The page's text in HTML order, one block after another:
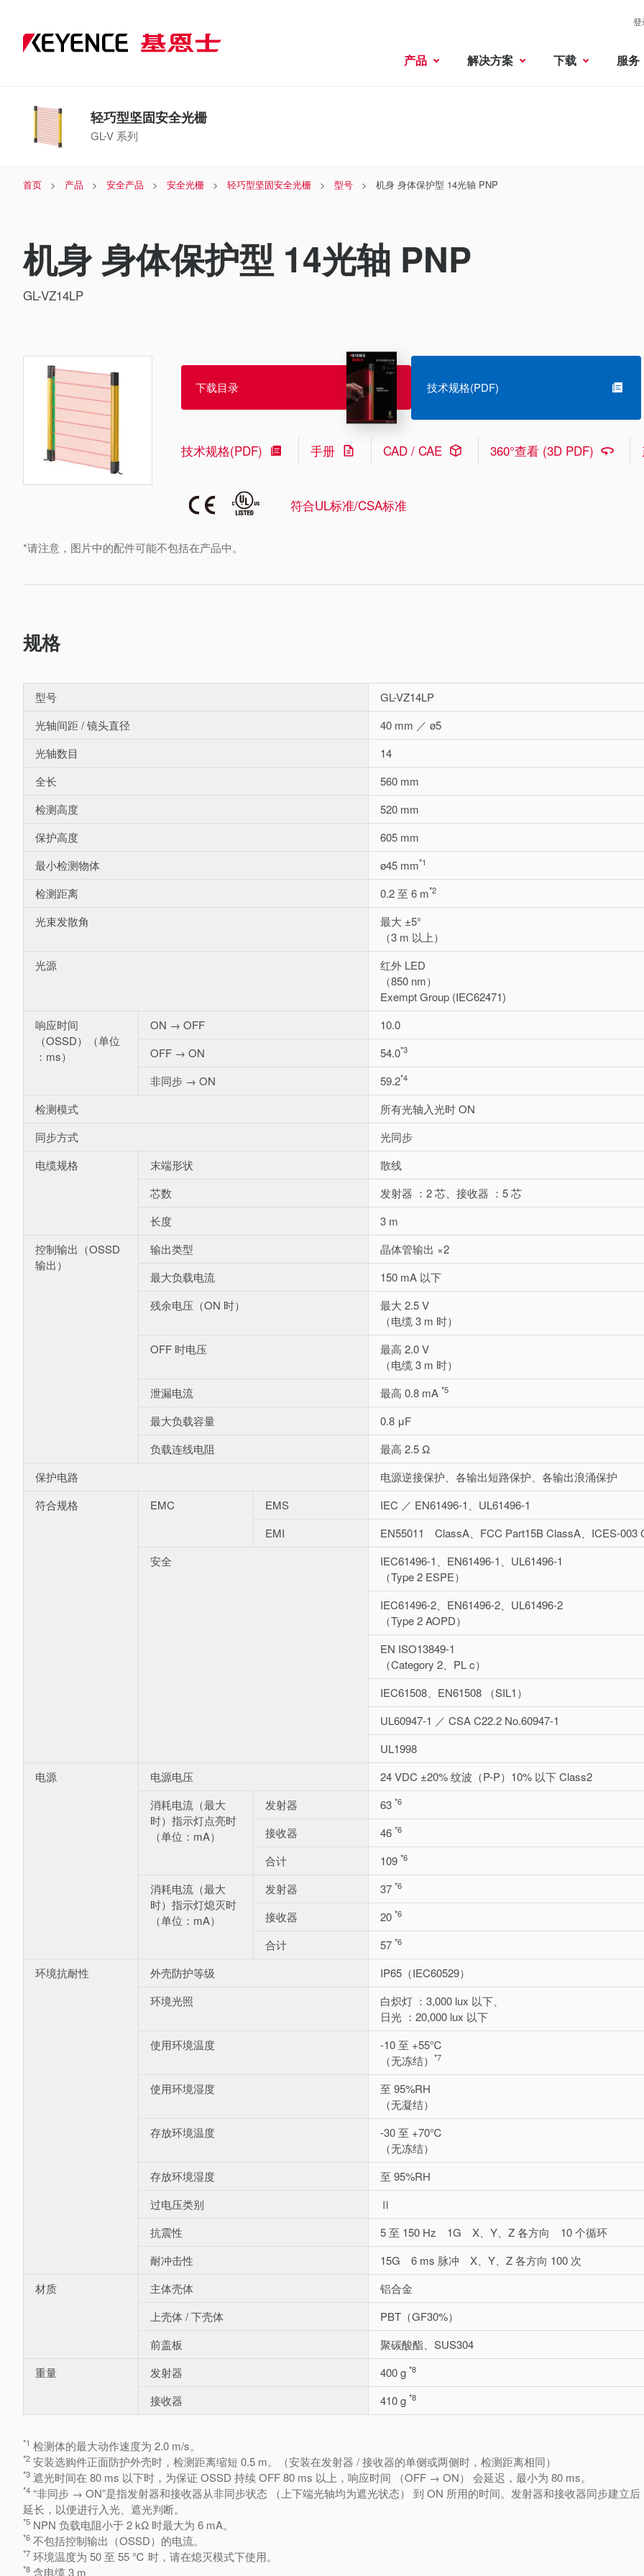
登
产品 解决方案 下载 服务
轻巧型坚固安全光栅
GL-V 系列
首页 产品 安全产品 安全光栅 轻巧型坚固安全光栅 型号 机身 身体保护型 14光轴 PNP
机身 身体保护型 14光轴 PNP
GL-VZ14LP
*请注意，图片中的配件可能不包括在产品中。
下载目录 技术规格(PDF)
技术规格(PDF) 手册 CAD / CAE 360°查看 (3D PDF)
符合UL标准/CSA标准
规格
型号
GL-VZ14LP
光轴间距 / 镜头直径
40 mm ／ ø5
光轴数目
14
全长
560 mm
检测高度
520 mm
保护高度
605 mm
最小检测物体
ø45 mm*1
检测距离 0.2 至 6 m*2
光束发散角
最大 ±5°
（3 m 以上）
光源
红外 LED
（850 nm）
Exempt Group (IEC62471)
响应时间
（OSSD）（单位
：ms）
ON → OFF
10.0
OFF → ON
54.0*3
非同步 → ON 59.2*4
检测模式
所有光轴入光时 ON
同步方式
光同步
电缆规格
末端形状
散线
芯数
发射器 ：2 芯、接收器 ：5 芯
长度
3 m
控制输出（OSSD
输出）
输出类型
晶体管输出 ×2
最大负载电流
150 mA 以下
残余电压（ON 时）
最大 2.5 V
（电缆 3 m 时）
OFF 时电压
最高 2.0 V
（电缆 3 m 时）
泄漏电流
最高 0.8 mA *5
最大负载容量
0.8 μF
负载连线电阻
最高 2.5 Ω
保护电路
电源逆接保护、各输出短路保护、各输出浪涌保护
符合规格
EMC EMS
IEC ／ EN61496-1、UL61496-1
EMI
EN55011 ClassA、FCC Part15B ClassA、ICES-003
安全
IEC61496-1、EN61496-1、UL61496-1
（Type 2 ESPE）
IEC61496-2、EN61496-2、UL61496-2
（Type 2 AOPD）
EN ISO13849-1
（Category 2、PL c）
IEC61508、EN61508 （SIL1）
UL60947-1 ／ CSA C22.2 No.60947-1
UL1998
电源
电源电压
24 VDC ±20% 纹波（P-P）10% 以下 Class2
消耗电流（最大
时）指示灯点亮时
（单位：mA）
发射器 63 *6
接收器 46 *6
合计 109 *6
消耗电流（最大
时）指示灯熄灭时
（单位：mA）
发射器 37 *6
接收器 20 *6
合计 57 *6
环境抗耐性 外壳防护等级
IP65（IEC60529）
环境光照
白炽灯 ：3,000 lux 以下、
日光 ：20,000 lux 以下
使用环境温度
-10 至 +55℃
（无冻结） *7
使用环境湿度
至 95%RH
（无凝结）
存放环境温度
-30 至 +70℃
（无冻结）
存放环境湿度
至 95%RH
过电压类别
Ⅱ
抗震性
5 至 150 Hz 1G X、Y、Z 各方向 10 个循环
耐冲击性
15G 6 ms 脉冲 X、Y、Z 各方向 100 次
材质
主体壳体
铝合金
上壳体 / 下壳体
PBT（GF30%）
前盖板
聚碳酸酯、SUS304
重量
发射器 400 g *8
接收器 410 g *8
*1 检测体的最大动作速度为 2.0 m/s。
*2 安装选购件正面防护外壳时，检测距离缩短 0.5 m。（安装在发射器 / 接收器的单侧或两侧时，检测距离相同）
*3 遮光时间在 80 ms 以下时，为保证 OSSD 持续 OFF 80 ms 以上，响应时间 （OFF → ON） 会延迟，最小为 80 ms。
*4 “非同步 → ON”是指发射器和接收器从非同步状态 （上下端光轴均为遮光状态） 到 ON 所用的时间。发射器和接收器同步建立后
延长，以便进行入光、遮光判断。
*5 NPN 负载电阻小于 2 kΩ 时最大为 6 mA。
*6 不包括控制输出（OSSD）的电流。
*7 环境温度为 50 至 55 ℃ 时，请在熄灭模式下使用。
*8 含电缆 3 m